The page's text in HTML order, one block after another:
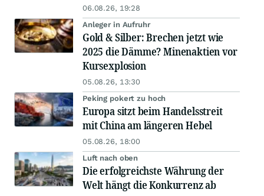
06.08.26, 19:28
Anleger in Aufruhr
Gold & Silber: Brechen jetzt wie
2025 die Dämme? Minenaktien vor
Kursexplosion
05.08.26, 13:30
Peking pokert zu hoch
Europa sitzt beim Handelsstreit
mit China am längeren Hebel
05.08.26, 18:00
Luft nach oben
Die erfolgreichste Währung der
Welt hängt die Konkurrenz ab